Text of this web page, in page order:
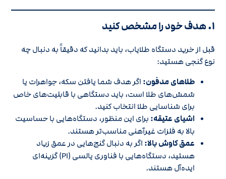
۱. هدف خود را مشخص کنید
قبل از خرید دستگاه طلایاب، باید بدانید که دقیقاً به دنبال چه
نوع گنجی هستید:
طلاهای مدفون: اگر هدف شما یافتن سکه، جواهرات یا
شمش‌های طلا است، باید دستگاهی با قابلیت‌های خاص
برای شناسایی طلا انتخاب کنید.
اشیای عتیقه: برای این منظور، دستگاه‌هایی با حساسیت
بالا به فلزات غیرآهنی مناسب‌تر هستند.
عمق کاوش بالا: اگر به دنبال گنج‌هایی در عمق زیاد
هستید، دستگاه‌هایی با فناوری پالسی (PI) گزینه‌ای
ایده‌آل هستند.